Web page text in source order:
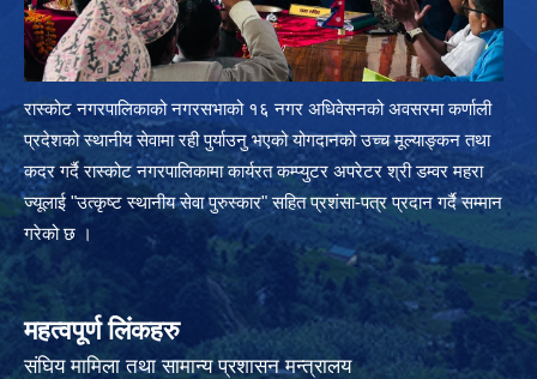
रास्कोट नगरपालिकाको नगरसभाको १६ नगर अधिवेसनको अवसरमा कर्णाली
प्रदेशको स्थानीय सेवामा रही पुर्याउनु भएको योगदानको उच्च मूल्याङ्कन तथा
कदर गर्दै रास्कोट नगरपालिकामा कार्यरत कम्प्युटर अपरेटर श्री डम्वर महरा
ज्यूलाई "उत्कृष्ट स्थानीय सेवा पुरुस्कार" सहित प्रशंसा-पत्र प्रदान गर्दै सम्मान
गरेको छ ।
महत्वपूर्ण लिंकहरु
संघिय मामिला तथा सामान्य प्रशासन मन्त्रालय